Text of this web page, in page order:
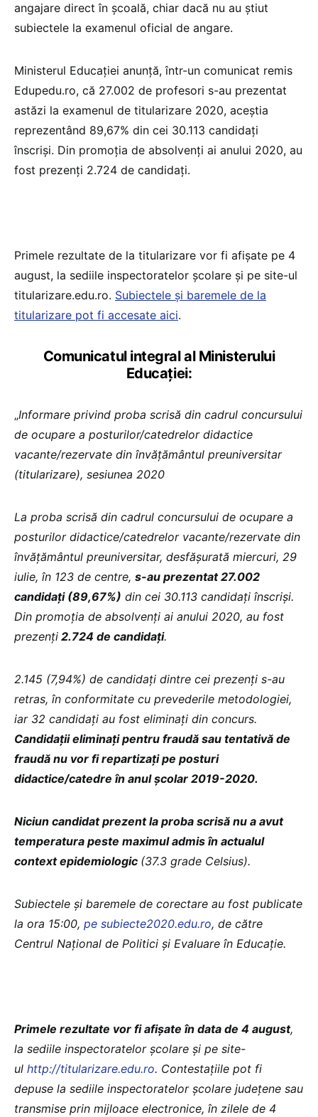
angajare direct în școală, chiar dacă nu au știut
subiectele la examenul oficial de angare.
Ministerul Educației anunță, într-un comunicat remis
Edupedu.ro, că 27.002 de profesori s-au prezentat
astăzi la examenul de titularizare 2020, aceștia
reprezentând 89,67% din cei 30.113 candidaţi
înscriși. Din promoţia de absolvenţi ai anului 2020, au
fost prezenţi 2.724 de candidaţi.
Primele rezultate de la titularizare vor fi afișate pe 4
august, la sediile inspectoratelor școlare și pe site-ul
titularizare.edu.ro. Subiectele și baremele de la
titularizare pot fi accesate aici.
Comunicatul integral al Ministerului
Educației:
„Informare privind proba scrisă din cadrul concursului
de ocupare a posturilor/catedrelor didactice
vacante/rezervate din învățământul preuniversitar
(titularizare), sesiunea 2020
La proba scrisă din cadrul concursului de ocupare a
posturilor didactice/catedrelor vacante/rezervate din
învăţământul preuniversitar, desfăşurată miercuri, 29
iulie, în 123 de centre, s-au prezentat 27.002
candidaţi (89,67%) din cei 30.113 candidaţi înscriși.
Din promoţia de absolvenţi ai anului 2020, au fost
prezenţi 2.724 de candidaţi.
2.145 (7,94%) de candidați dintre cei prezenți s-au
retras, în conformitate cu prevederile metodologiei,
iar 32 candidaţi au fost eliminaţi din concurs.
Candidaţii eliminaţi pentru fraudă sau tentativă de
fraudă nu vor fi repartizaţi pe posturi
didactice/catedre în anul şcolar 2019-2020.
Niciun candidat prezent la proba scrisă nu a avut
temperatura peste maximul admis în actualul
context epidemiologic (37.3 grade Celsius).
Subiectele și baremele de corectare au fost publicate
la ora 15:00, pe subiecte2020.edu.ro, de către
Centrul Național de Politici și Evaluare în Educație.
Primele rezultate vor fi afișate în data de 4 august,
la sediile inspectoratelor școlare și pe site-
ul http://titularizare.edu.ro. Contestațiile pot fi
depuse la sediile inspectoratelor școlare județene sau
transmise prin mijloace electronice, în zilele de 4